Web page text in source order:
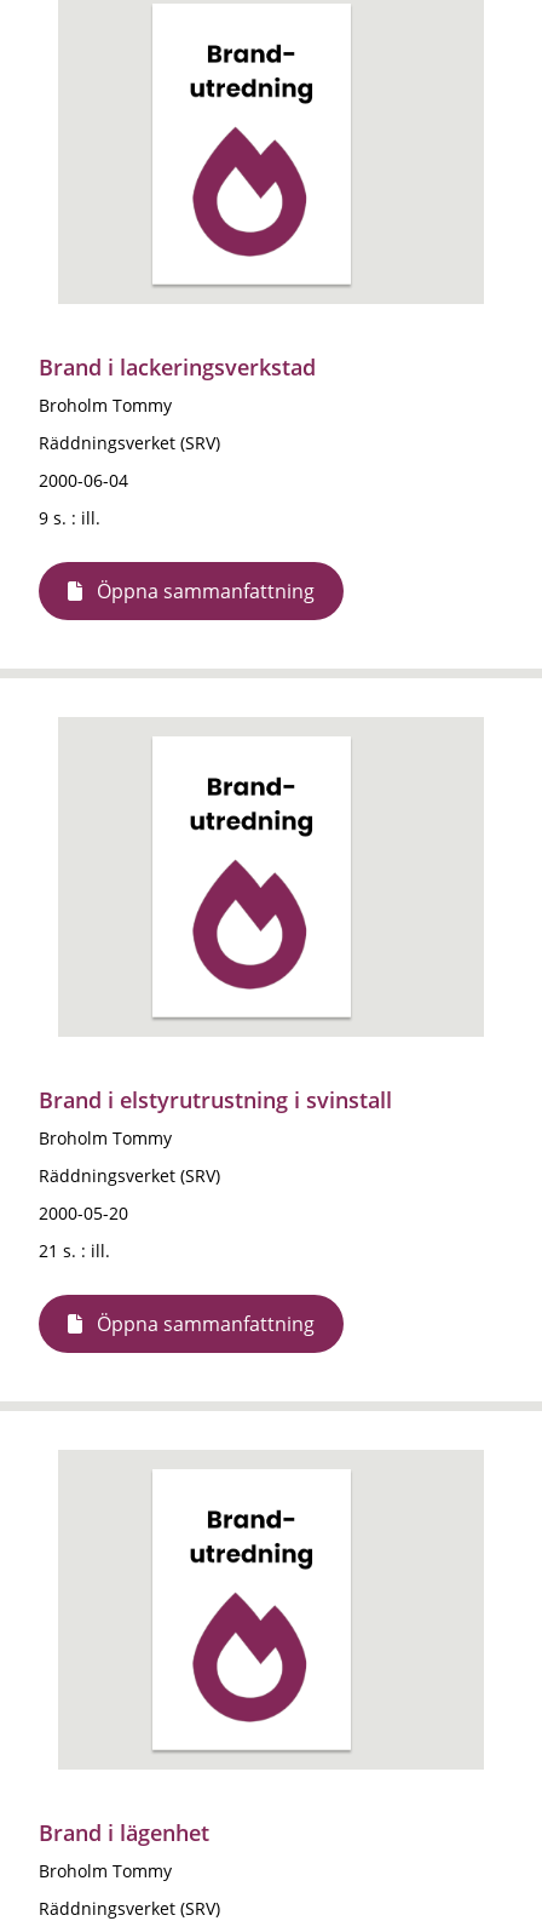
Brand i lackeringsverkstad
Broholm Tommy
Räddningsverket (SRV)
2000-06-04
9 s. : ill.
Öppna sammanfattning
Brand i elstyrutrustning i svinstall
Broholm Tommy
Räddningsverket (SRV)
2000-05-20
21 s. : ill.
Öppna sammanfattning
Brand i lägenhet
Broholm Tommy
Räddningsverket (SRV)